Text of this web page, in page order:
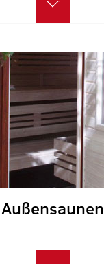
Außensaunen